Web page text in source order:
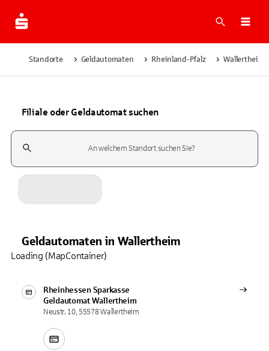
Suche
Standorte Geldautomaten Rheinland-Pfalz Wallertheim
Filiale oder Geldautomat suchen
Suchfeld
Geldautomaten in Wallertheim
Rheinhessen Sparkasse
Geldautomat Wallertheim
Neustr. 10, 55578 Wallertheim
Loading (MapContainer)